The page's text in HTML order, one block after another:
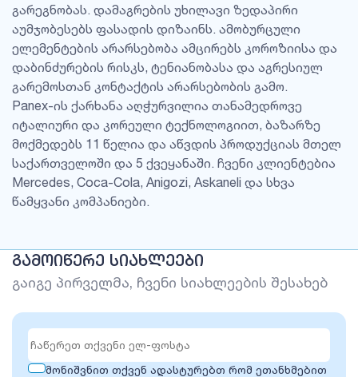
გარეგნობას. დამაგრების უხილავი ზედაპირი
აუმჯობესებს ფასადის დიზაინს. ამობურცული
ელემენტების არარსებობა ამცირებს კოროზიისა და
დაბინძურების რისკს, ტენიანობასა და აგრესიულ
გარემოსთან კონტაქტის არარსებობის გამო.​
Panex-ის ქარხანა აღჭურვილია თანამედროვე
იტალიური და კორეული ტექნოლოგიით, ბაზარზე
მოქმედებს 11 წელია და აწვდის პროდუქციას მთელ
საქართველოში და 5 ქვეყანაში. ჩვენი კლიენტებია
Mercedes, Coca-Cola, Anigozi, Askaneli და სხვა
წამყვანი კომპანიები.
ᲒᲐᲛᲝᲘᲬᲔᲠᲔ ᲡᲘᲐᲮᲚᲔᲔᲑᲘ
გაიგე პირველმა, ჩვენი სიახლეების შესახებ
მონიშვნით თქვენ ადასტურებთ რომ ეთანხმებით